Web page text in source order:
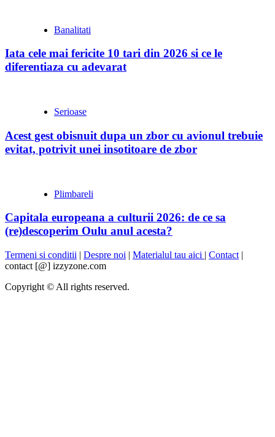
Banalitati
Iata cele mai fericite 10 tari din 2026 si ce le
diferentiaza cu adevarat
Serioase
Acest gest obisnuit dupa un zbor cu avionul trebuie
evitat, potrivit unei insotitoare de zbor
Plimbareli
Capitala europeana a culturii 2026: de ce sa
(re)descoperim Oulu anul acesta?
Termeni si conditii | Despre noi | Materialul tau aici | Contact |
contact [@] izzyzone.com
Copyright © All rights reserved.